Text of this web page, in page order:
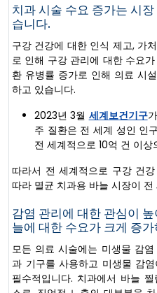
치과 시술 수요 증가는 시
습니다.
구강 건강에 대한 인식 제고, 가
로 인해 구강 관리에 대한 수요
환 유병률 증가로 인해 의료 시
하고 있습니다.
2023년 3월 세계보건기구
주 질환은 전 세계 성인 인
전 세계적으로 10억 건 이
따라서 전 세계적으로 구강 건
따라 멸균 치과용 바늘 시장이
감염 관리에 대한 관심이
늘에 대한 수요가 크게 증
모든 의료 시술에는 미생물 감
과 기구를 사용하고 미생물 감
필수적입니다. 치과에서 바늘